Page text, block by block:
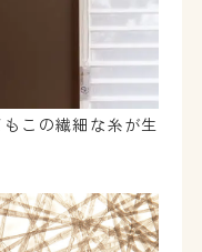
この繊細な糸が生